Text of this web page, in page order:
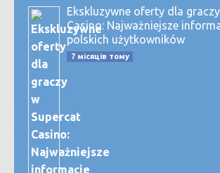
Ekskluzywne oferty dla
Casino: Najważniejsze
polskich użytkowników
7 місяців тому